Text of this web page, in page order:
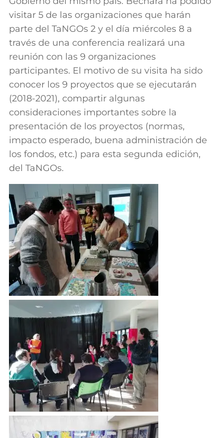
visitar 5 de las organizaciones que harán
parte del TaNGOs 2 y el día miércoles 8 a
través de una conferencia realizará una
reunión con las 9 organizaciones
participantes. El motivo de su visita ha sido
conocer los 9 proyectos que se ejecutarán
(2018-2021), compartir algunas
consideraciones importantes sobre la
presentación de los proyectos (normas,
impacto esperado, buena administración de
los fondos, etc.) para esta segunda edición,
del TaNGOs.